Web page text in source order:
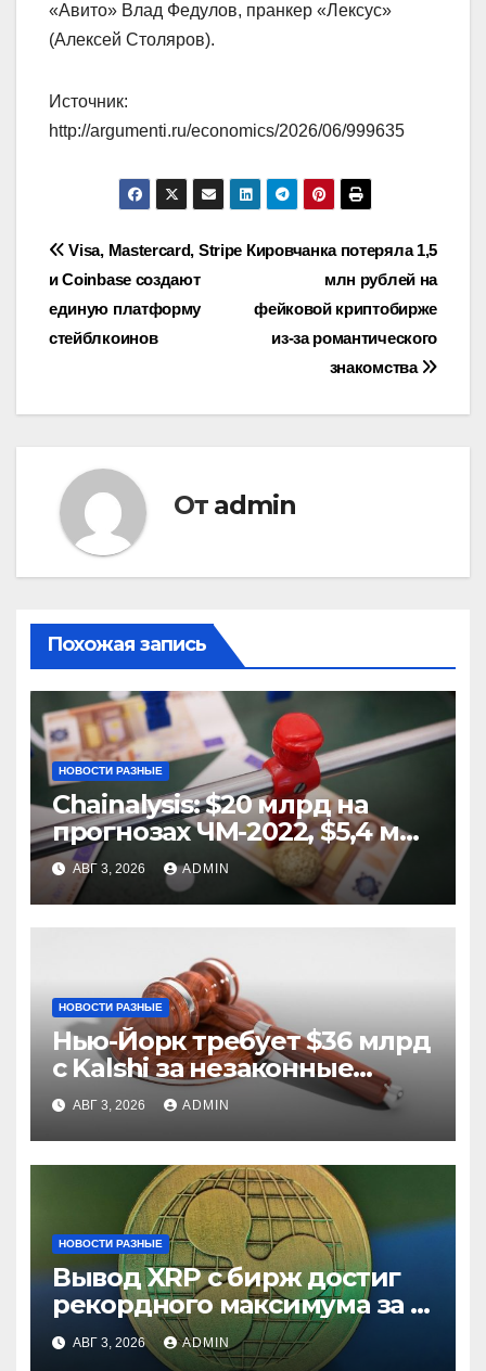
«Авито» Влад Федулов, пранкер «Лексус»
(Алексей Столяров).
Источник:
http://argumenti.ru/economics/2026/06/999635
Навигация
по
записям
Кировчанка потеряла 1,5
млн рублей на
фейковой криптобирже
из-за романтического
знакомства
Visa, Mastercard, Stripe
и Coinbase создают
единую платформу
стейблкоинов
От admin
Похожая запись
НОВОСТИ РАЗНЫЕ
Chainalysis: $20 млрд на
прогнозах ЧМ-2022, $5,4 млн
из них незаконные
АВГ 3, 2026 ADMIN
НОВОСТИ РАЗНЫЕ
Нью-Йорк требует $36 млрд
с Kalshi за незаконные
ставки
АВГ 3, 2026 ADMIN
НОВОСТИ РАЗНЫЕ
Вывод XRP с бирж достиг
рекордного максимума за 5
летАВГ 3, 2026 ADMIN